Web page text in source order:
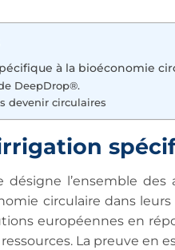
à la bioéconomie
DeepDrop®.
devenir circulaires
désigne l’ensemble
circulaire dans
européennes en
La preuve en